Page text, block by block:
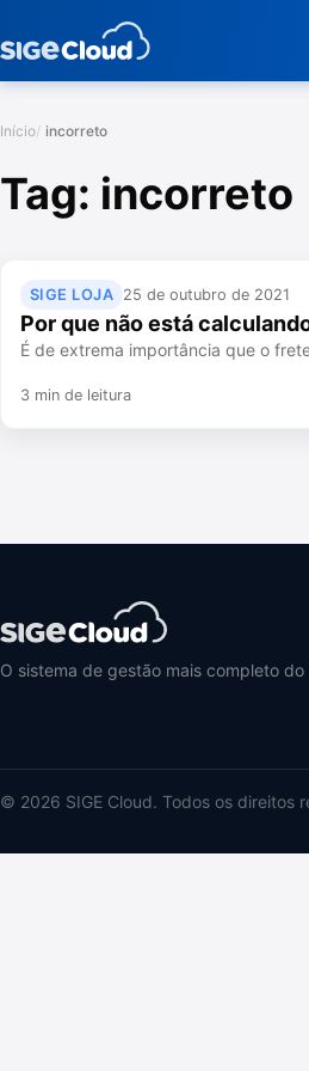
Início incorreto
Tag: incorreto
SIGE LOJA 25 de outubro de 2021
Por que não está
É de extrema importância que o
3 min de leitura
O sistema de gestão mais completo do
© 2026 SIGE Cloud. Todos os direitos